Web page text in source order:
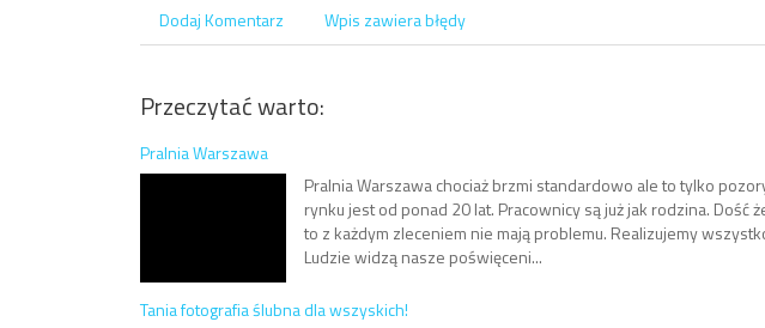
Dodaj Komentarz Wpis zawiera błędy
Przeczytać warto:
Pralnia Warszawa
Pralnia Warszawa chociaż brzmi standardowo ale to tylko
rynku jest od ponad 20 lat. Pracownicy są już jak rodzina. Dość
to z każdym zleceniem nie mają problemu. Realizujemy
Ludzie widzą nasze poświęceni...
Tania fotografia ślubna dla wszyskich!